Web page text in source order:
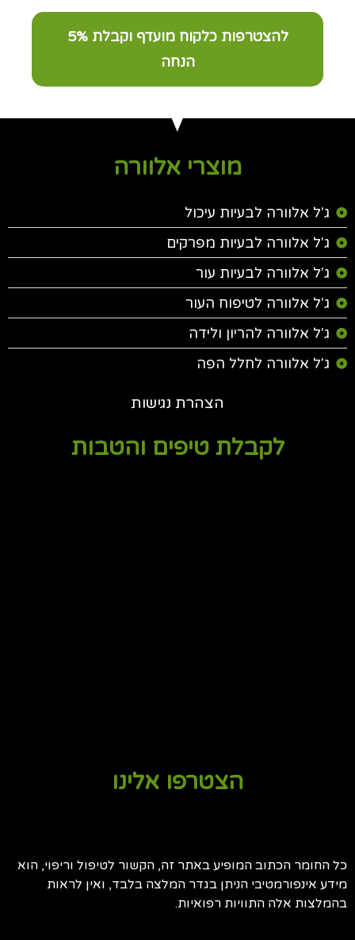
להצטרפות כלקוח מועדף וקבלת 5%
הנחה
מוצרי אלוורה
ג'ל אלוורה לבעיות עיכול
ג'ל אלוורה לבעיות מפרקים
ג'ל אלוורה לבעיות עור
ג'ל אלוורה לטיפוח העור
ג'ל אלוורה להריון ולידה
ג'ל אלוורה לחלל הפה
הצהרת נגישות
לקבלת טיפים והטבות
הצטרפו אלינו
כל החומר הכתוב המופיע באתר זה, הקשור לטיפול וריפוי, הוא
מידע אינפורמטיבי הניתן בגדר המלצה בלבד, ואין לראות
בהמלצות אלה התוויות רפואיות.